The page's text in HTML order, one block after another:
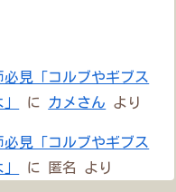
必見「コルブやギブス
に カメさん より
必見「コルブやギブス
に 匿名 より